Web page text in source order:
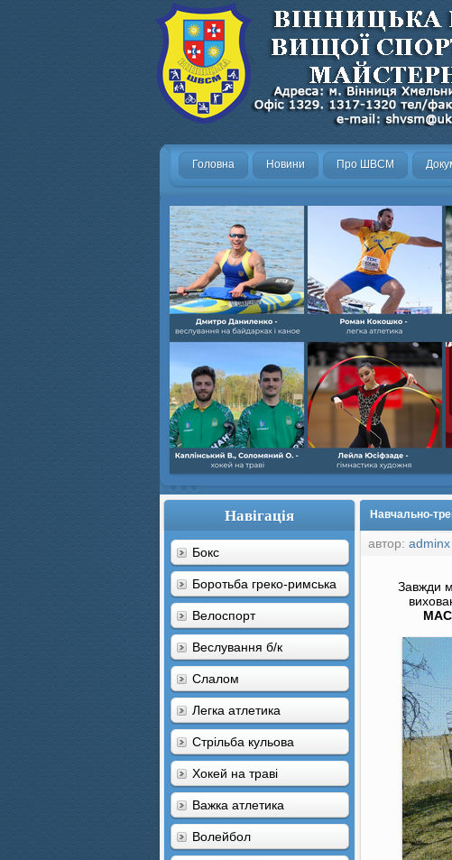
Головна Новини Про ШВСМ
Навігація
Бокс
Боротьба греко-римська
Велоспорт
Веслування б/к
Cлалом
Легка атлетика
Стрільба кульова
Хокей на траві
Важка атлетика
Волейбол
Навчально-
автор: adminx
Завжди